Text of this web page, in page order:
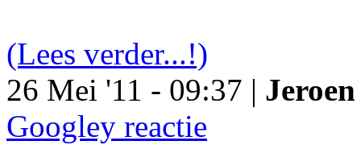
(Lees verder...!)
26 Mei '11 - 09:37 |
Googley reactie